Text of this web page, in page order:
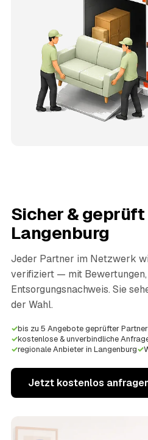
Sicher & geprüft
Langenburg
Jeder Partner im Netzwerk
verifiziert — mit Bewertungen,
Entsorgungsnachweis. Sie
der Wahl.
✓bis zu 5 Angebote geprüfter Partner
✓kostenlose & unverbindliche
✓regionale Anbieter in Langenburg✓
Jetzt kostenlos